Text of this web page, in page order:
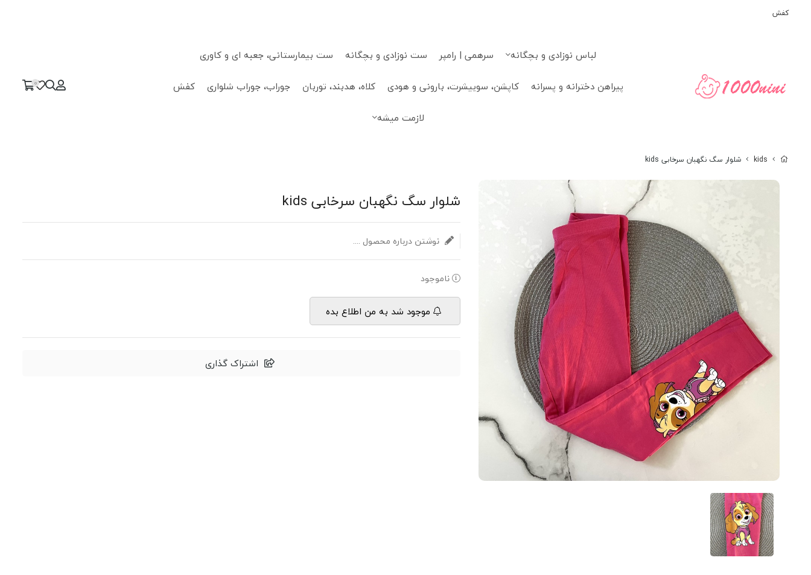
کفش
لباس نوزادی و بچگانه سرهمی | رامپر ست نوزادی و بچگانه
ست بیمارستانی، جعبه ای و کاوری
پیراهن دخترانه و پسرانه
کاپشن، سوییشرت، بارونی و هودی کلاه، هدبند، توربان جوراب، جوراب شلواری
کفش
لازمت میشه
0
kids شلوار سگ نگهبان سرخابی kids
شلوار سگ نگهبان سرخابی kids
نوشتن درباره محصول ....
ناموجود
موجود شد به من اطلاع بده
اشتراک گذاری